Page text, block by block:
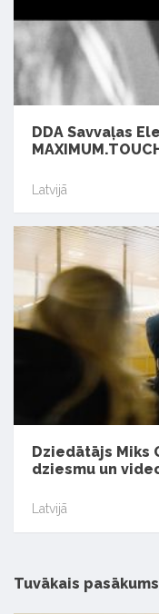
DDA Savvaļas
Latvijā
Dziedātājs Miks
dziesmu un
Latvijā
Tuvākais pasākums